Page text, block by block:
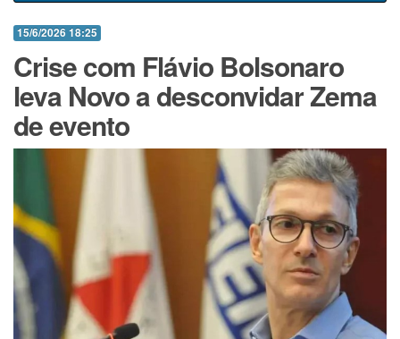
15/6/2026 18:25
Crise com Flávio Bolsonaro
leva Novo a desconvidar Zema
de evento